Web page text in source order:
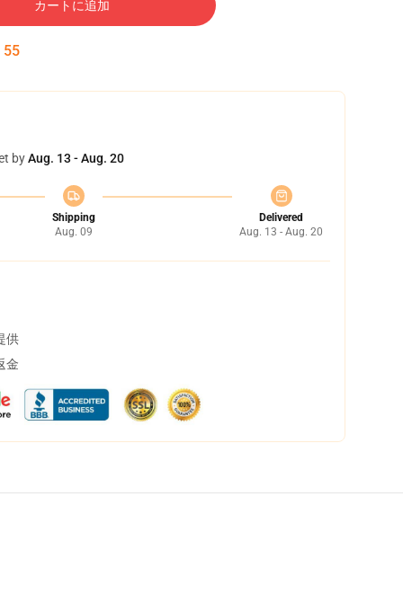
カートに追加
54
byAug. 13 - Aug. 20
Shipping
Aug. 09
Delivered
Aug. 13 - Aug. 20
供
金